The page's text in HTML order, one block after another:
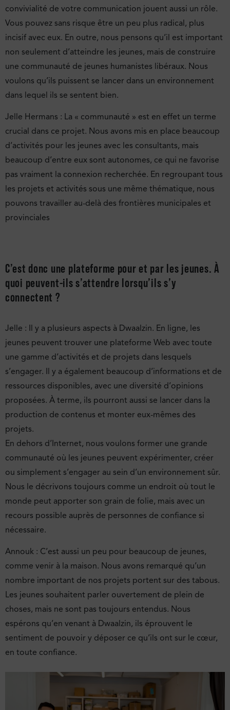
convivialité de votre communication jouent aussi un rôle.
Vous pouvez sans risque être un peu plus radical, plus
incisif avec eux. En outre, nous pensons qu’il est important
non seulement d’atteindre les jeunes, mais de construire
une communauté de jeunes humanistes libéraux. Nous
voulons qu’ils puissent se lancer dans un environnement
dans lequel ils se sentent bien.
Jelle Hermans : La « communauté » est en effet un terme
crucial dans ce projet. Nous avons mis en place beaucoup
d’activités pour les jeunes avec les consultants, mais
beaucoup d’entre eux sont autonomes, ce qui ne favorise
pas vraiment la connexion recherchée. En regroupant tous
les projets et activités sous une même thématique, nous
pouvons travailler au-delà des frontières municipales et
provinciales
C’est donc une plateforme pour et par les jeunes. À
quoi peuvent-ils s’attendre lorsqu’ils s’y
connectent ?
Jelle : Il y a plusieurs aspects à Dwaalzin. En ligne, les
jeunes peuvent trouver une plateforme Web avec toute
une gamme d’activités et de projets dans lesquels
s’engager. Il y a également beaucoup d’informations et de
ressources disponibles, avec une diversité d’opinions
proposées. À terme, ils pourront aussi se lancer dans la
production de contenus et monter eux-mêmes des
projets.
En dehors d’Internet, nous voulons former une grande
communauté où les jeunes peuvent expérimenter, créer
ou simplement s’engager au sein d’un environnement sûr.
Nous le décrivons toujours comme un endroit où tout le
monde peut apporter son grain de folie, mais avec un
recours possible auprès de personnes de confiance si
nécessaire.
Annouk : C’est aussi un peu pour beaucoup de jeunes,
comme venir à la maison. Nous avons remarqué qu’un
nombre important de nos projets portent sur des tabous.
Les jeunes souhaitent parler ouvertement de plein de
choses, mais ne sont pas toujours entendus. Nous
espérons qu’en venant à Dwaalzin, ils éprouvent le
sentiment de pouvoir y déposer ce qu’ils ont sur le cœur,
en toute confiance.